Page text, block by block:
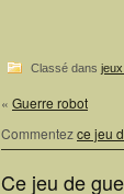
Classé dans
« Guerre robot
Commentezce jeu
Ce jeu de